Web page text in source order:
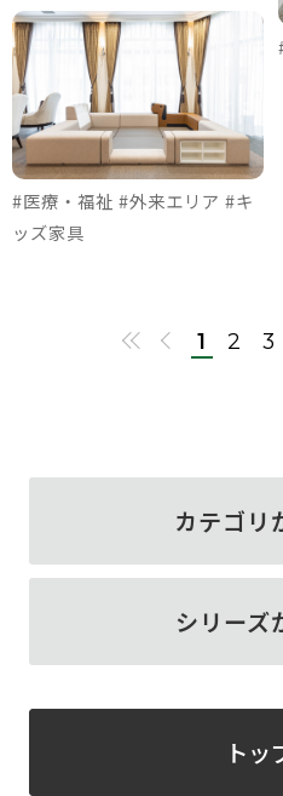
#医療・福祉 #外来エリア #キ
ッズ家具
1 2 3
カテゴリ
シリーズ
トッ